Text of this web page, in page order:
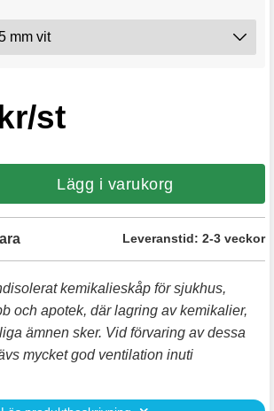
st
Lägg i varukorg
Leveranstid: 2-3 veckor
kemikalieskåp för sjukhus,
och apotek, där lagring av kemikalier,
ämnen sker. Vid förvaring av dessa
mycket god ventilation inuti